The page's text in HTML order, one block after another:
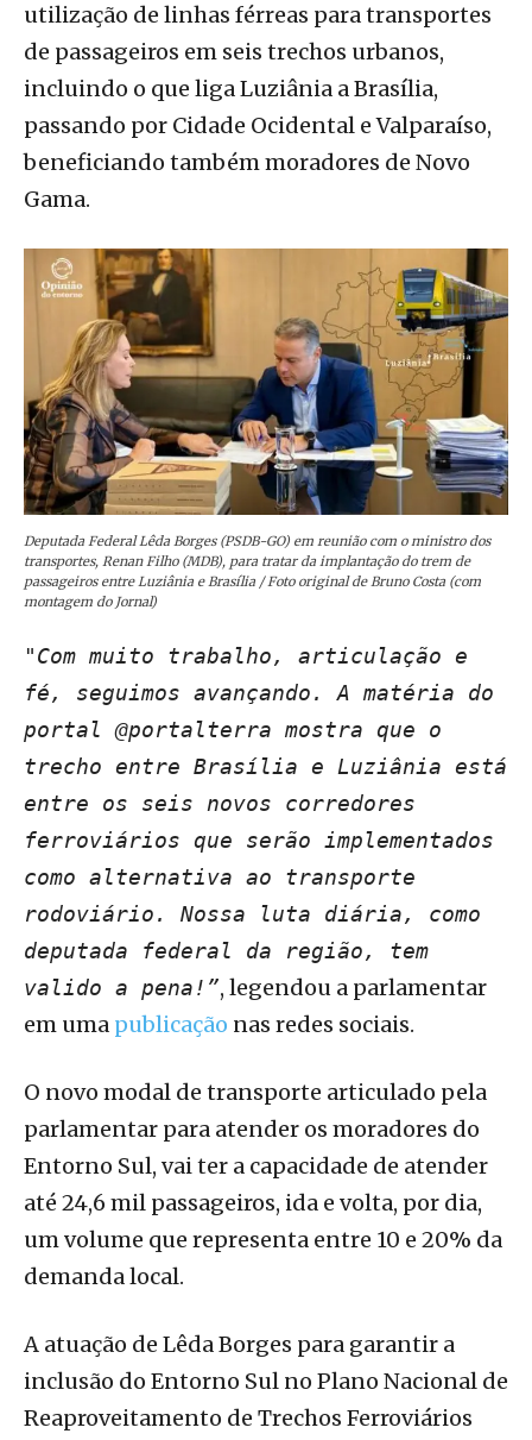
utilização de linhas férreas para transportes
de passageiros em seis trechos urbanos,
incluindo o que liga Luziânia a Brasília,
passando por Cidade Ocidental e Valparaíso,
beneficiando também moradores de Novo
Gama.
Deputada Federal Lêda Borges (PSDB-GO) em reunião com o ministro dos
transportes, Renan Filho (MDB), para tratar da implantação do trem de
passageiros entre Luziânia e Brasília / Foto original de Bruno Costa (com
montagem do Jornal)
"Com muito trabalho, articulação e
fé, seguimos avançando. A matéria do
portal @portalterra mostra que o
trecho entre Brasília e Luziânia está
entre os seis novos corredores
ferroviários que serão implementados
como alternativa ao transporte
rodoviário. Nossa luta diária, como
deputada federal da região, tem
valido a pena!”, legendou a parlamentar
em uma publicação nas redes sociais.
O novo modal de transporte articulado pela
parlamentar para atender os moradores do
Entorno Sul, vai ter a capacidade de atender
até 24,6 mil passageiros, ida e volta, por dia,
um volume que representa entre 10 e 20% da
demanda local.
A atuação de Lêda Borges para garantir a
inclusão do Entorno Sul no Plano Nacional de
Reaproveitamento de Trechos Ferroviários